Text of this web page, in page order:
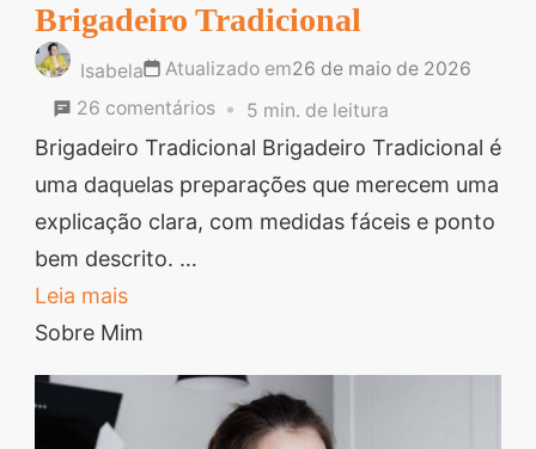
segredos valiosos e
receitas rápidas e fáceis
que vão impressionar
todos ao seu redor.
refeições e inspire-se
Brigadeiro Tradicional
Isabela Atualizado em26 de maio de 2026
26 comentáriosem
Brigadeiro
Tradicional
5 min. de leitura
Brigadeiro Tradicional Brigadeiro Tradicional é
uma daquelas preparações que merecem uma
explicação clara, com medidas fáceis e ponto
bem descrito. …
Leia mais
Sobre Mim